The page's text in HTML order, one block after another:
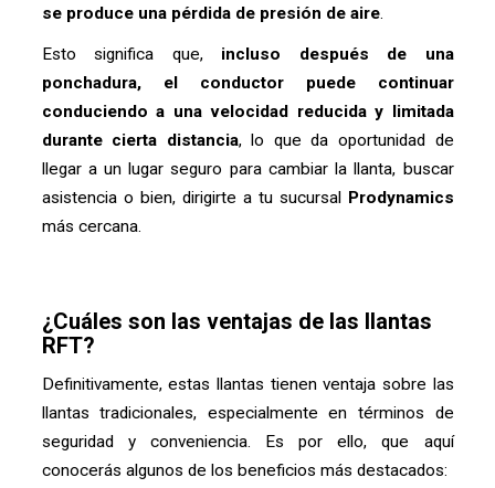
se produce una pérdida de presión de aire.
Esto significa que, incluso después de una
ponchadura, el conductor puede continuar
conduciendo a una velocidad reducida y limitada
durante cierta distancia, lo que da oportunidad de
llegar a un lugar seguro para cambiar la llanta, buscar
asistencia o bien, dirigirte a tu sucursal Prodynamics
más cercana.
¿Cuáles son las ventajas de las llantas
RFT?
Definitivamente, estas llantas tienen ventaja sobre las
llantas tradicionales, especialmente en términos de
seguridad y conveniencia. Es por ello, que aquí
conocerás algunos de los beneficios más destacados: